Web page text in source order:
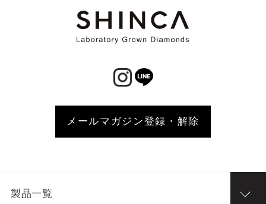
メールマガジン登録・解除
製品一覧